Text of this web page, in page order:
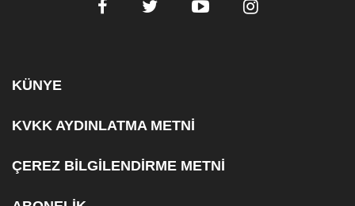
KÜNYE
KVKK AYDINLATMA METNİ
ÇEREZ BİLGİLENDİRME METNİ